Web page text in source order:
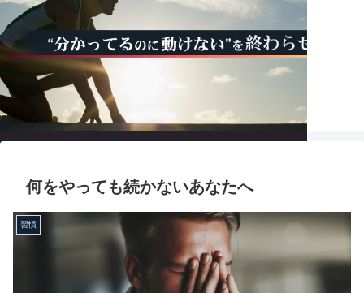
習慣化伴走プログラム 各種問い合わせ
何をやっても続かないあなたへ
習慣